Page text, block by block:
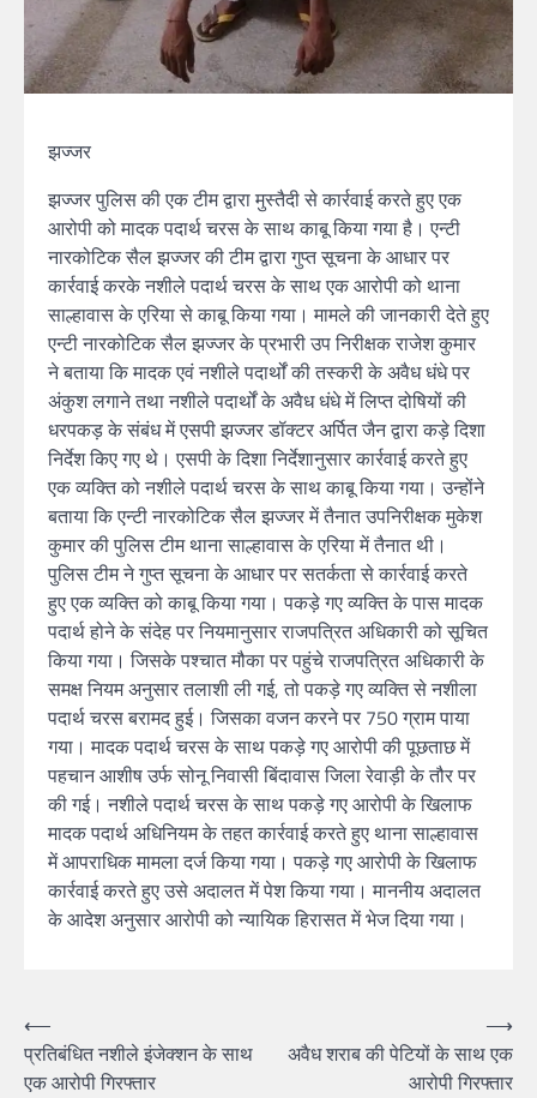
झज्जर
झज्जर पुलिस की एक टीम द्वारा मुस्तैदी से कार्रवाई करते हुए एक
आरोपी को मादक पदार्थ चरस के साथ काबू किया गया है। एन्टी
नारकोटिक सैल झज्जर की टीम द्वारा गुप्त सूचना के आधार पर
कार्रवाई करके नशीले पदार्थ चरस के साथ एक आरोपी को थाना
साल्हावास के एरिया से काबू किया गया। मामले की जानकारी देते हुए
एन्टी नारकोटिक सैल झज्जर के प्रभारी उप निरीक्षक राजेश कुमार
ने बताया कि मादक एवं नशीले पदार्थों की तस्करी के अवैध धंधे पर
अंकुश लगाने तथा नशीले पदार्थों के अवैध धंधे में लिप्त दोषियों की
धरपकड़ के संबंध में एसपी झज्जर डॉक्टर अर्पित जैन द्वारा कड़े दिशा
निर्देश किए गए थे। एसपी के दिशा निर्देशानुसार कार्रवाई करते हुए
एक व्यक्ति को नशीले पदार्थ चरस के साथ काबू किया गया। उन्होंने
बताया कि एन्टी नारकोटिक सैल झज्जर में तैनात उपनिरीक्षक मुकेश
कुमार की पुलिस टीम थाना साल्हावास के एरिया में तैनात थी।
पुलिस टीम ने गुप्त सूचना के आधार पर सतर्कता से कार्रवाई करते
हुए एक व्यक्ति को काबू किया गया। पकड़े गए व्यक्ति के पास मादक
पदार्थ होने के संदेह पर नियमानुसार राजपत्रित अधिकारी को सूचित
किया गया। जिसके पश्चात मौका पर पहुंचे राजपत्रित अधिकारी के
समक्ष नियम अनुसार तलाशी ली गई, तो पकड़े गए व्यक्ति से नशीला
पदार्थ चरस बरामद हुई। जिसका वजन करने पर 750 ग्राम पाया
गया। मादक पदार्थ चरस के साथ पकड़े गए आरोपी की पूछताछ में
पहचान आशीष उर्फ सोनू निवासी बिंदावास जिला रेवाड़ी के तौर पर
की गई। नशीले पदार्थ चरस के साथ पकड़े गए आरोपी के खिलाफ
मादक पदार्थ अधिनियम के तहत कार्रवाई करते हुए थाना साल्हावास
में आपराधिक मामला दर्ज किया गया। पकड़े गए आरोपी के खिलाफ
कार्रवाई करते हुए उसे अदालत में पेश किया गया। माननीय अदालत
के आदेश अनुसार आरोपी को न्यायिक हिरासत में भेज दिया गया।
Post
navigation
⟵
प्रतिबंधित नशीले इंजेक्शन के साथ
एक आरोपी गिरफ्तार
अवैध शराब की पेटियों के साथ एक
आरोपी गिरफ्तार
⟶